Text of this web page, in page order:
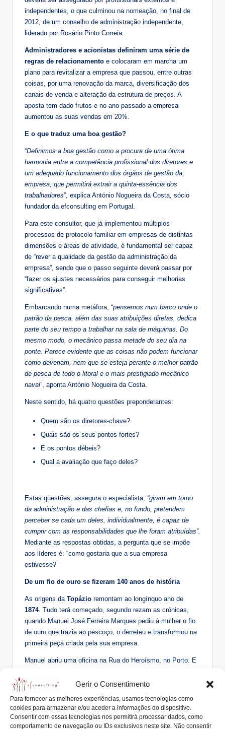
Gerir o Consentimento
Para fornecer as melhores experiências, usamos tecnologias como
cookies para armazenar e/ou aceder a informações do dispositivo.
Consentir com essas tecnologias nos permitirá processar dados, como
comportamento de navegação ou IDs exclusivos neste site. Não consentir
independentes, o que culminou na nomeação, no final de
2012, de um conselho de administração independente,
liderado por Rosário Pinto Correia.
Administradores e acionistas definiram uma série de
regras de relacionamento e colocaram em marcha um
plano para revitalizar a empresa que passou, entre outras
coisas, por uma renovação da marca, diversificação dos
canais de venda e alteração da estrutura de preços. A
aposta tem dado frutos e no ano passado a empresa
aumentou as suas vendas em 20%.
E o que traduz uma boa gestão?
“Definimos a boa gestão como a procura de uma ótima
harmonia entre a competência profissional dos diretores e
um adequado funcionamento dos órgãos de gestão da
empresa, que permitirá extrair a quinta-essência dos
trabalhadores”, explica António Nogueira da Costa, sócio
fundador da efconsulting em Portugal.
Para este consultor, que já implementou múltiplos
processos de protocolo familiar em empresas de distintas
dimensões e áreas de atividade, é fundamental ser capaz
de “rever a qualidade da gestão da administração da
empresa”, sendo que o passo seguinte deverá passar por
“fazer os ajustes necessários para conseguir melhorias
significativas”.
Embarcando numa metáfora, “pensemos num barco onde o
patrão da pesca, além das suas atribuições diretas, dedica
parte do seu tempo a trabalhar na sala de máquinas. Do
mesmo modo, o mecânico passa metade do seu dia na
ponte. Parece evidente que as coisas não podem funcionar
como deveriam, nem que se esteja perante o melhor patrão
de pesca de todo o litoral e o mais prestigiado mecânico
naval”, aponta António Nogueira da Costa.
Neste sentido, há quatro questões preponderantes:
Quem são os diretores-chave?
Quais são os seus pontos fortes?
E os pontos débeis?
Qual a avaliação que faço deles?
Estas questões, assegura o especialista, “giram em torno
da administração e das chefias e, no fundo, pretendem
perceber se cada um deles, individualmente, é capaz de
cumprir com as responsabilidades que lhe foram atribuídas”.
Mediante as respostas obtidas, a pergunta que se impõe
aos líderes é: “como gostaria que a sua empresa
estivesse?”
De um fio de ouro se fizeram 140 anos de história
As origens da Topázio remontam ao longínquo ano de
1874. Tudo terá começado, segundo rezam as crónicas,
quando Manuel José Ferreira Marques pediu à mulher o fio
de ouro que trazia ao pescoço, o derreteu e transformou na
primeira peça criada pela sua empresa.
Manuel abriu uma oficina na Rua do Heroísmo, no Porto. E
desenvolver peças de ouro artesanais, passando também a
década 20. Com o saber acumulado na área dos materiais
nobres, a empresa passou a proceder ao registo de peças
exclusivas de ouro e prata na década seguinte.